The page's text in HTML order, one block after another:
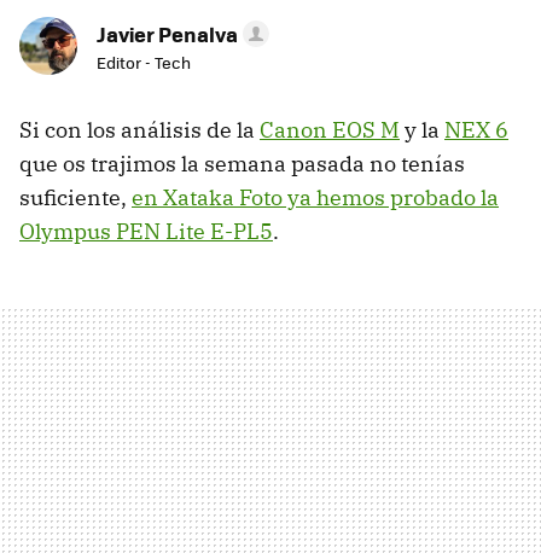
Javier Penalva
Editor - Tech
Si con los análisis de la Canon EOS M y la NEX 6
que os trajimos la semana pasada no tenías
suficiente, en Xataka Foto ya hemos probado la
Olympus PEN Lite E-PL5.